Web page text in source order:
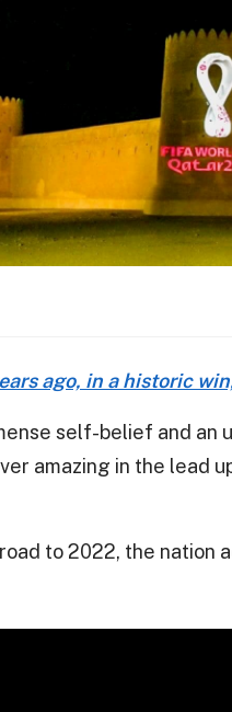
ago, in a historic
self-belief and an
amazing in the lead
to 2022, the